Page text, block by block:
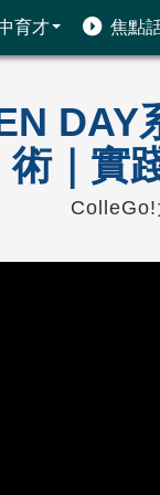
育才 焦點
術｜實
ColleGo!